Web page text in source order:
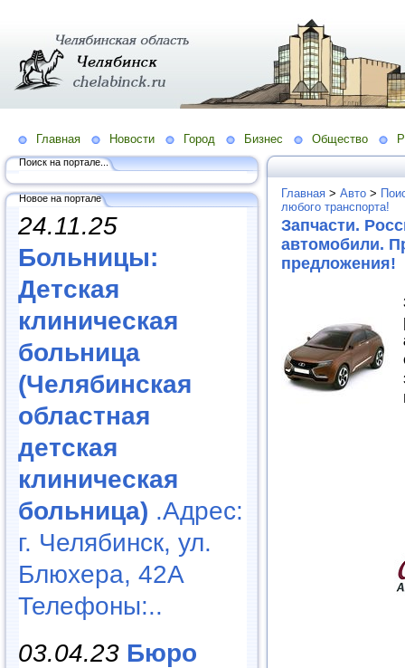
Главная Новости Город Бизнес Общество
Поиск на портале...
Новое на портале
24.11.25
Больницы:
Детская
клиническая
больница
(Челябинская
областная
детская
клиническая
больница) .Адрес:
г. Челябинск, ул.
Блюхера, 42А
Телефоны:..
03.04.23 Бюро
Главная > Авто >
любого транспорта!
Запчасти.
автомобили.
предложения!